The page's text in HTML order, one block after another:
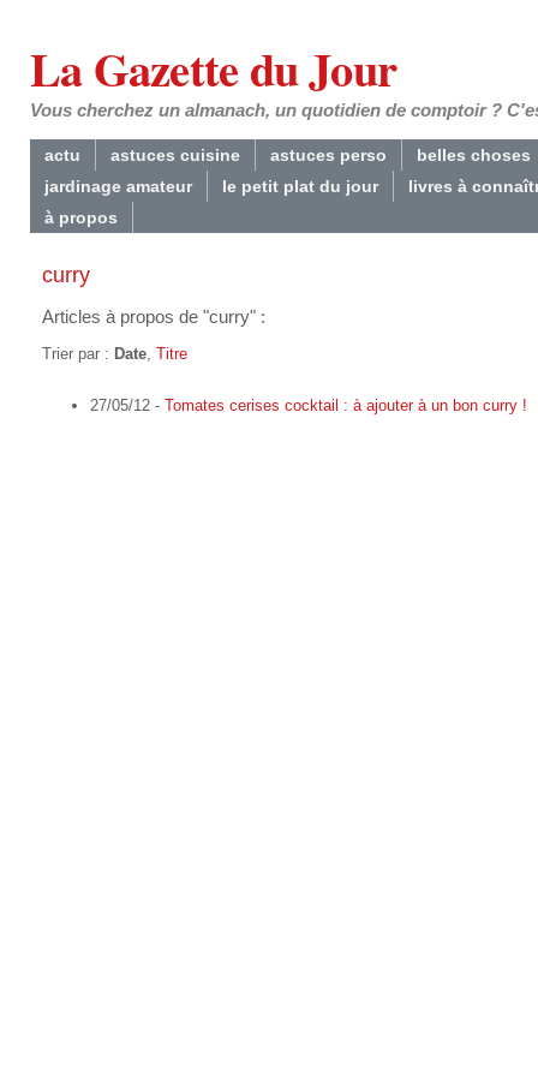
La Gazette du Jour
Vous cherchez un almanach, un quotidien de comptoir ?
actu astuces cuisine astuces perso
belles choses
jardinage amateur
le petit plat du jour
livres à
à propos
curry
Articles à propos de "curry" :
Trier par : Date Titre
27/05/12 - Tomates cerises cocktail : à ajouter à un bon curry !